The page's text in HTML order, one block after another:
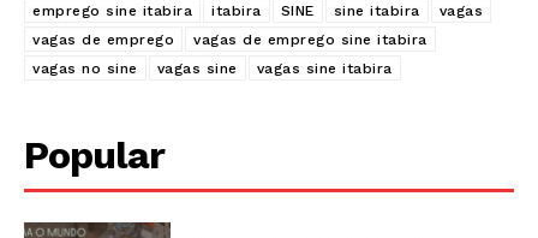
emprego sine itabira
itabira SINE sine itabira
vagas
vagas de emprego
vagas de emprego sine itabira
vagas no sine
vagas sine vagas sine itabira
Popular